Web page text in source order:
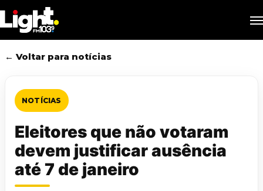
to
main
content
← Voltar para notícias
NOTÍCIAS
Eleitores que não votaram
devem justificar ausência
até 7 de janeiro